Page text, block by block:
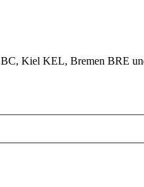
Kiel KEL, Bremen BRE